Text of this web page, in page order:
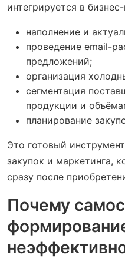
интегрируется в
наполнение и
проведение email-
предложений;
организация
сегментация
продукции и
планирование
Это готовый
закупок и маркетинга,
сразу после
Почему